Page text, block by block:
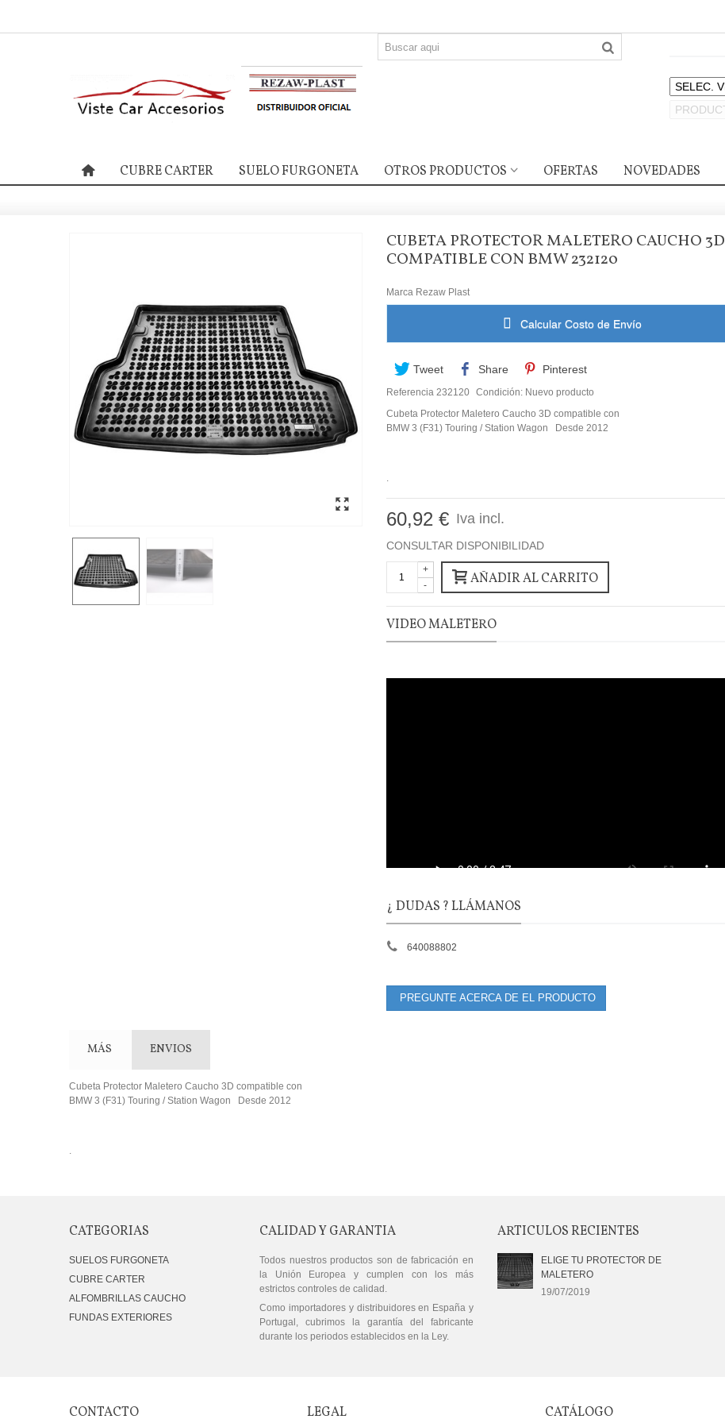
CUBRE CARTER SUELO FURGONETA OTROS PRODUCTOS OFERTAS NOVEDADES
CUBETA PROTECTOR MALETERO CAUCHO 3D
COMPATIBLE CON BMW 232120
Marca Rezaw Plast
Calcular Costo de Envío
Tweet Share Pinterest
Referencia 232120 Condición: Nuevo producto
Cubeta Protector Maletero Caucho 3D compatible con
BMW 3 (F31) Touring / Station Wagon Desde 2012
.
60,92 € Iva incl.
CONSULTAR DISPONIBILIDAD
-
+
AÑADIR AL CARRITO
VIDEO MALETERO
¿ DUDAS ? LLÁMANOS
640088802
PREGUNTE ACERCA DE EL PRODUCTO
MÁS ENVIOS
Cubeta Protector Maletero Caucho 3D compatible con
BMW 3 (F31) Touring / Station Wagon Desde 2012
.
CATEGORIAS
SUELOS FURGONETA
CUBRE CARTER
ALFOMBRILLAS CAUCHO
FUNDAS EXTERIORES
CALIDAD Y GARANTIA
Todos nuestros productos son de fabricación en
la Unión Europea y cumplen con los más
estrictos controles de calidad.
Como importadores y distribuidores en España y
Portugal, cubrimos la garantía del fabricante
durante los periodos establecidos en la Ley.
ARTICULOS RECIENTES
ELIGE TU PROTECTOR DE
MALETERO
19/07/2019
CONTACTO LEGAL CATÁLOGO